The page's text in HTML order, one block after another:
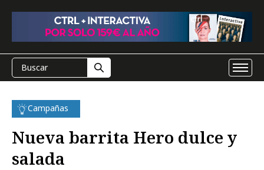
Campañas
Nueva barrita Hero dulce y
salada